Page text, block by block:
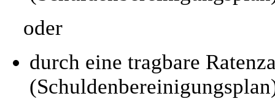
oder
durch eine tragbare